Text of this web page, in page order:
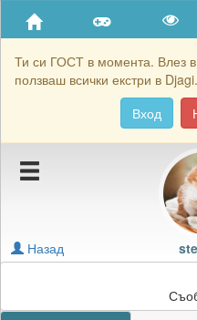
Ти си ГОСТ в момента. Влез
ползваш всички екстри в Djagi.
Вход
Приятели
Хронология на игри
Подаръците на stela_73
Картичките на stela_73
Блокирай stela_73
Назад